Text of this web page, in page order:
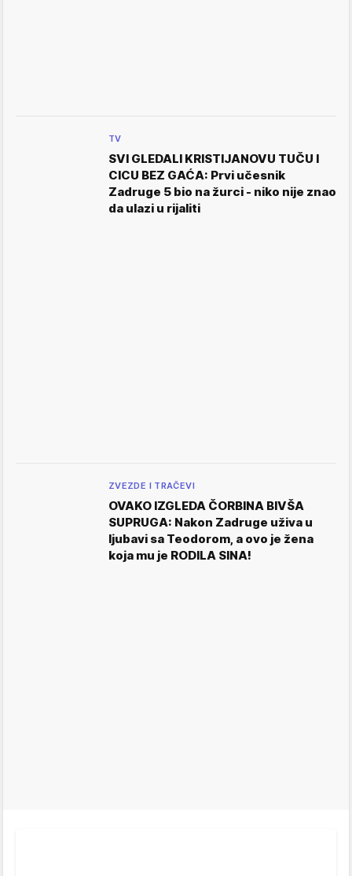
TV
SVI GLEDALI KRISTIJANOVU TUČU I
CICU BEZ GAĆA: Prvi učesnik
Zadruge 5 bio na žurci - niko nije znao
da ulazi u rijaliti
ZVEZDE I TRAČEVI
OVAKO IZGLEDA ČORBINA BIVŠA
SUPRUGA: Nakon Zadruge uživa u
ljubavi sa Teodorom, a ovo je žena
koja mu je RODILA SINA!